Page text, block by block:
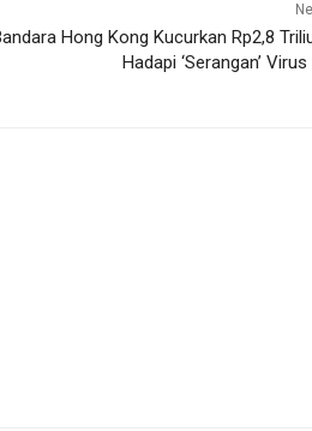
Hong Kong Kucurkan Rp2,8
Hadapi ‘Serangan’